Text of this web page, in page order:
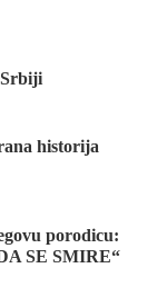
Srbiji
historija
porodicu:
SE SMIRE“